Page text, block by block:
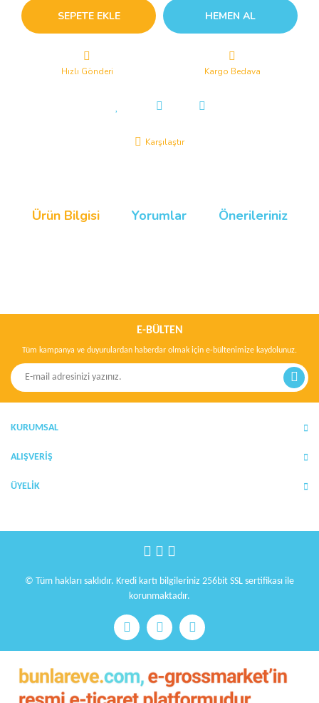
SEPETE EKLE HEMEN AL
Hızlı Gönderi Kargo Bedava
Karşılaştır
Ürün Bilgisi Yorumlar Önerileriniz
Yorum Yaz
tarafımıza iletebilirsiniz.
Görüş ve önerileriniz için teşekkür ederiz.
Ürün resmi kalitesiz, bozuk veya görüntülenemiyor.
Ürün bilgilerinde hatalar bulunuyor.
Ürün fiyatı diğer sitelerden daha pahalı.
E-BÜLTEN
Tüm kampanya ve duyurulardan haberdar olmak için e-bültenimize kaydolunuz.
KURUMSAL
ALIŞVERİŞ
ÜYELİK
© Tüm hakları saklıdır. Kredi kartı bilgileriniz 256bit SSL sertifikası ile
korunmaktadır.